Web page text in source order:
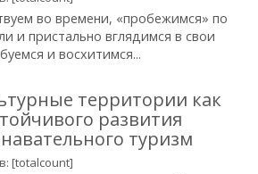
во времени, «пробежимся» по
и пристально вглядимся в свои
и восхитимся...
территории как
развития
туризм
[totalcount]